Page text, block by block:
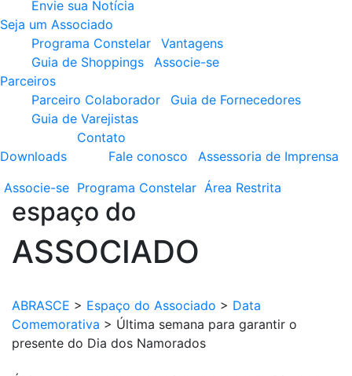
Envie sua Notícia
Seja um Associado
Programa Constelar
Vantagens
Guia de Shoppings
Associe-se
Parceiros
Parceiro Colaborador
Guia de Fornecedores
Guia de Varejistas
Downloads
Contato
Fale conosco
Assessoria de Imprensa
Associe-se Programa Constelar Área Restrita
espaço do
ASSOCIADO
ABRASCE > Espaço do Associado > Data
Comemorativa > Última semana para garantir o
presente do Dia dos Namorados